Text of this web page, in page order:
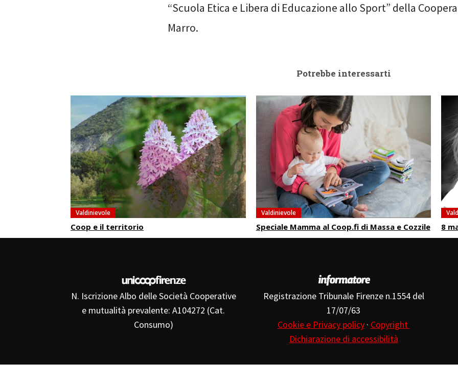
“Scuola Etica e Libera di Educazione allo Sport” della
Marro.
Potrebbe interessarti
Valdinievole
Coop e il territorio
Valdinievole
Speciale Mamma al Coop.fi di Massa e Cozzile 8
N. Iscrizione Albo delle Società Cooperative
e mutualità prevalente: A104272 (Cat.
Consumo)
Registrazione Tribunale Firenze n.1554 del
17/07/63
Cookie e Privacy policy· Copyright
Dichiarazione di accessibilità